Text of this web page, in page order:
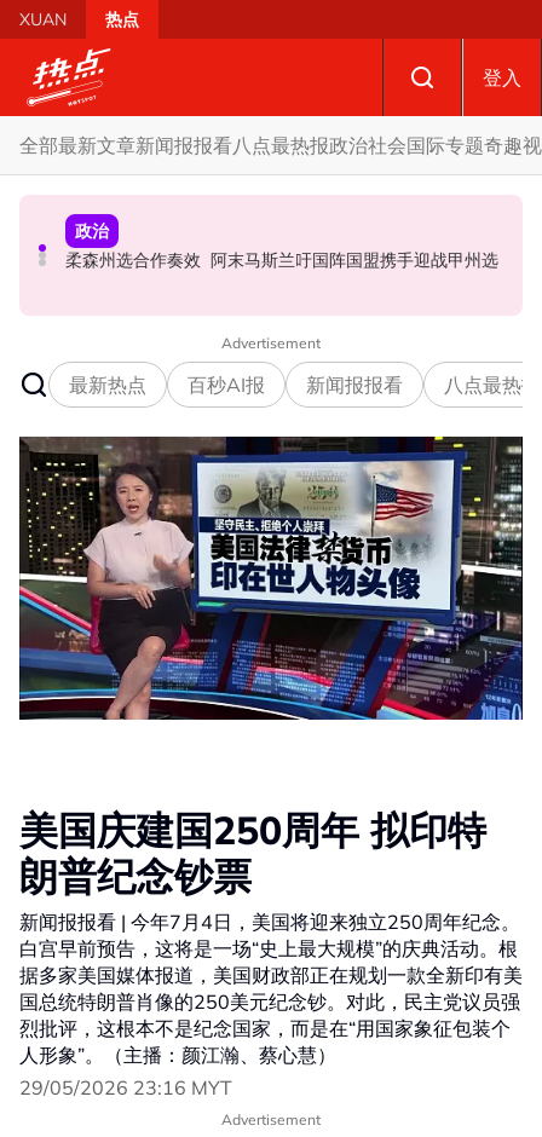
Skip to main content
XUAN 热点
登入
全部最新文章新闻报报看八点最热报政治社会国际专题奇趣
政治
柔森州选合作奏效 阿末马斯兰吁国阵国盟携手迎战甲州选
财经
SST成华商远离希盟因素？ 阿末马斯兰：华裔商家更倾向
社会
摩托车况欠佳、骑士疲劳肇祸 RXZ主办方否认非法飙车引
Advertisement
最新热点 百秒AI报 新闻报报看 八点最热报
美国庆建国250周年 拟印特
朗普纪念钞票
新闻报报看 | 今年7月4日，美国将迎来独立250周年纪念。
白宫早前预告，这将是一场“史上最大规模”的庆典活动。根
据多家美国媒体报道，美国财政部正在规划一款全新印有美
国总统特朗普肖像的250美元纪念钞。对此，民主党议员强
烈批评，这根本不是纪念国家，而是在“用国家象征包装个
人形象”。（主播：颜江瀚、蔡心慧）
29/05/2026 23:16 MYT
Advertisement